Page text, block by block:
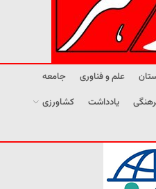
علم و فناوری
جامعه
یادداشت
کشاورزی